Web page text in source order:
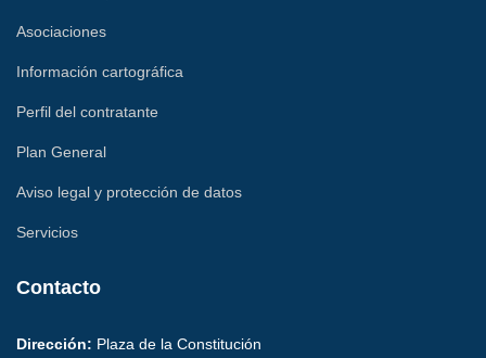
Asociaciones
Información cartográfica
Perfil del contratante
Plan General
Aviso legal y protección de datos
Servicios
Contacto
Dirección: Plaza de la Constitución